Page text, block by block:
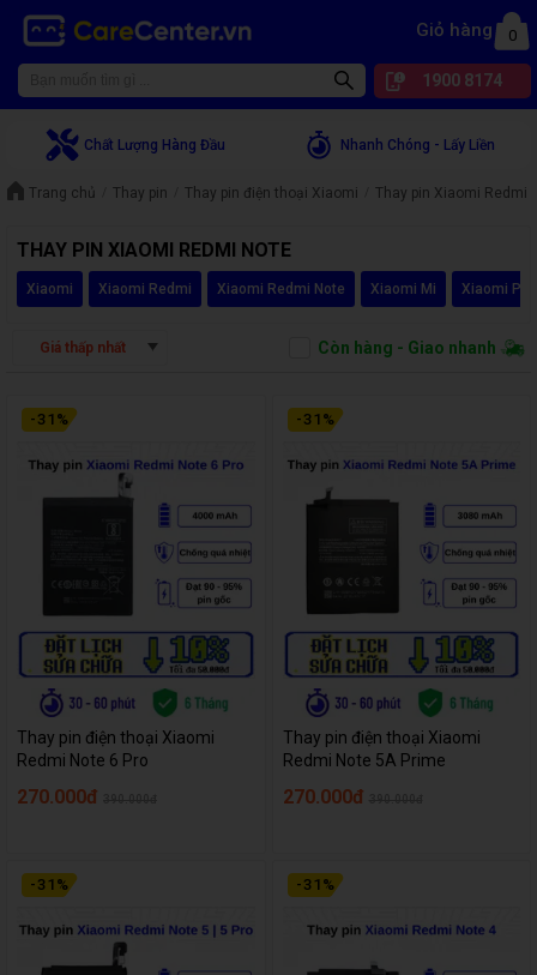
Giỏ hàng 0
1900 8174
Chất Lượng Hàng Đầu Nhanh Chóng - Lấy Liền
Trang chủ Thay pin Thay pin điện thoại Xiaomi Thay pin Xiaomi Redmi
THAY PIN XIAOMI REDMI NOTE
Xiaomi Xiaomi Redmi Xiaomi Redmi Note Xiaomi Mi Xiaomi
Giá thấp nhất Còn hàng - Giao nhanh
- 31 %
Thay pin điện thoại Xiaomi
Redmi Note 6 Pro
270.000đ
- 31 %
Thay pin điện thoại Xiaomi
Redmi Note 5A Prime
270.000đ
- 31 % - 31 %